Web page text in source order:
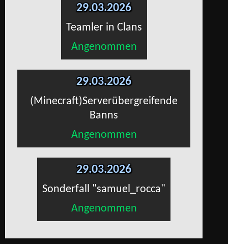
29.03.2026
Teamler in Clans
Angenommen
29.03.2026
(Minecraft)Serverübergreifende
Banns
Angenommen
29.03.2026
Sonderfall "samuel_rocca"
Angenommen